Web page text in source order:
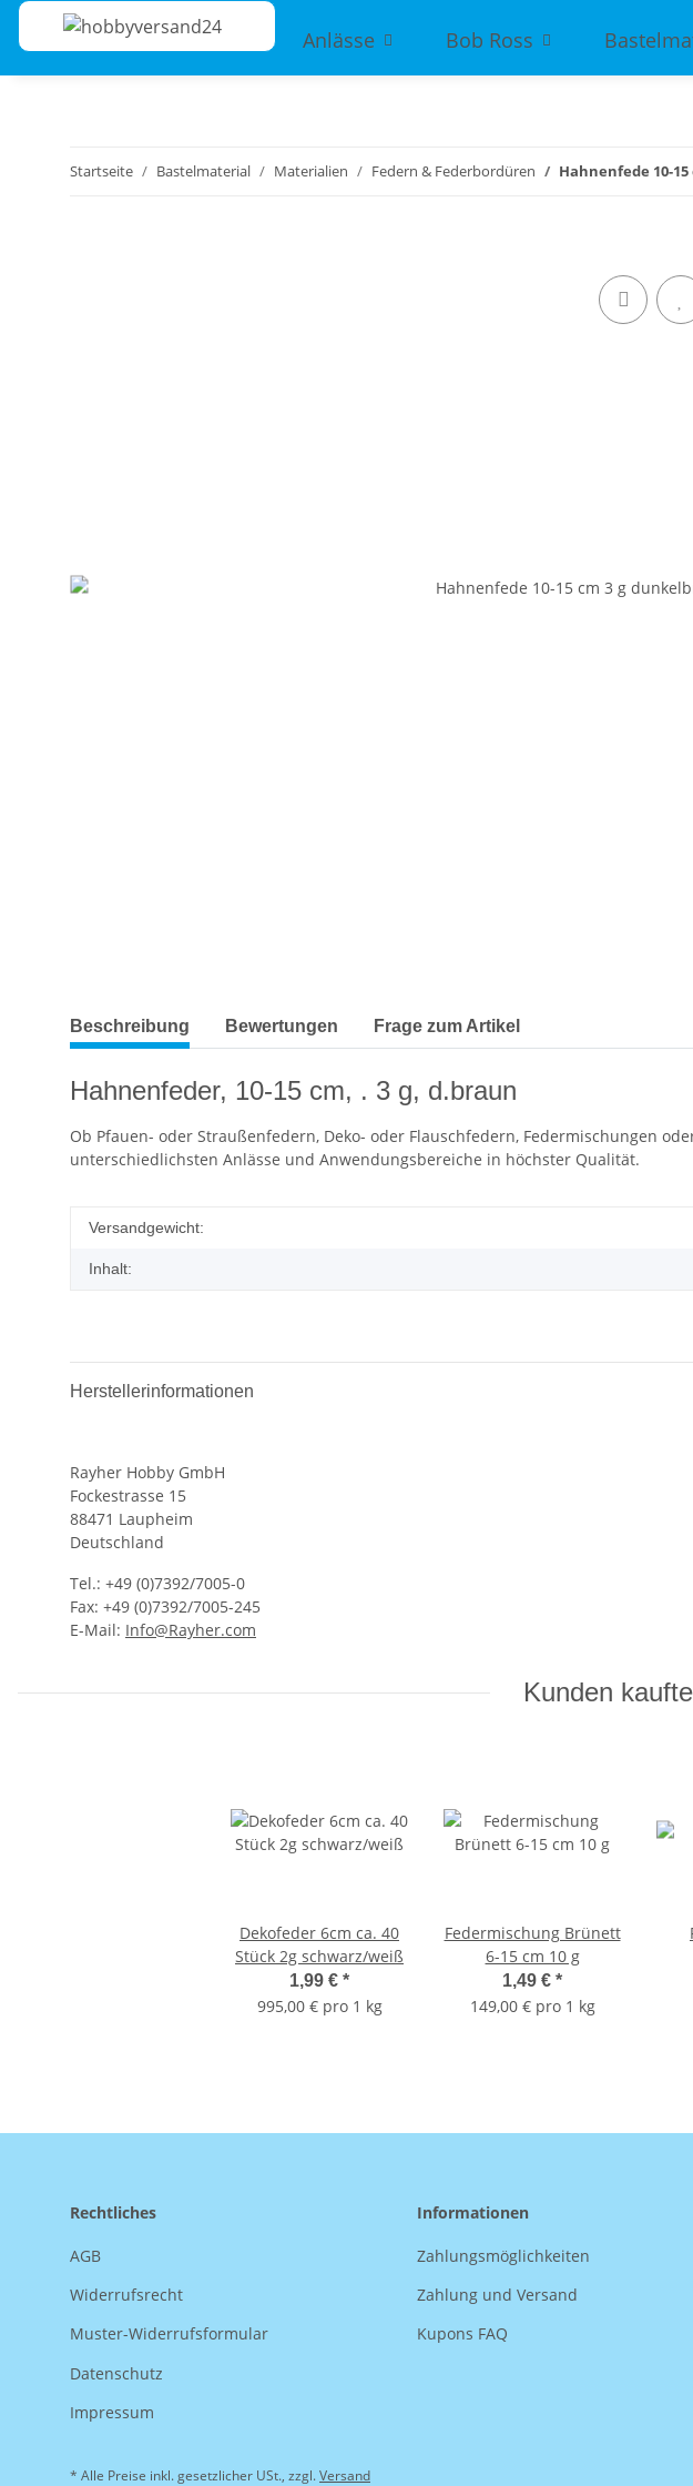
Anlässe Bob Ross
Startseite Bastelmaterial Materialien Federn & Federbordüren Hahnenfede 10-
Beschreibung Bewertungen Frage zum Artikel
Hahnenfeder, 10-15 cm, . 3 g, d.braun
Ob Pfauen- oder Straußenfedern, Deko- oder Flauschfedern, Federmischungen
unterschiedlichsten Anlässe und Anwendungsbereiche in höchster Qualität.
Versandgewicht:
Inhalt:
Herstellerinformationen
Rayher Hobby GmbH
Fockestrasse 15
88471 Laupheim
Deutschland
Tel.: +49 (0)7392/7005-0
Fax: +49 (0)7392/7005-245
E-Mail: Info@Rayher.com
Kunden
Dekofeder 6cm ca. 40
Stück 2g schwarz/weiß
1,99 € *
995,00 € pro 1 kg
Federmischung Brünett
6-15 cm 10 g
1,49 € *
149,00 € pro 1 kg
Rechtliches
AGB
Widerrufsrecht
Muster-Widerrufsformular
Datenschutz
Impressum
Informationen
Zahlungsmöglichkeiten
Zahlung und Versand
Kupons FAQ
* Alle Preise inkl. gesetzlicher USt., zzgl.Versand